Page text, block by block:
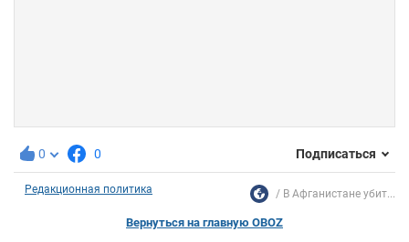
0 0 Подписаться
Редакционная политика В Афганистане убит...
Вернуться на главную OBOZ